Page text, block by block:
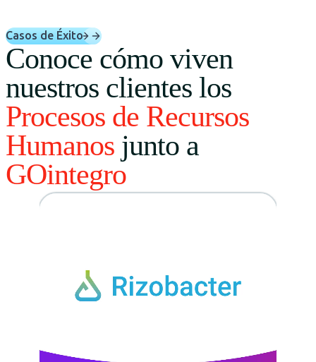
Casos de Éxito
Conoce cómo viven
nuestros clientes los
Procesos de Recursos
Humanos junto a
GOintegro